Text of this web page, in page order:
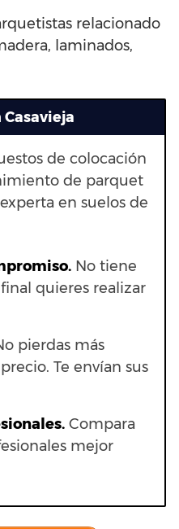
relacionado
laminados,
de colocación
de parquet
en suelos de
No tiene
quieres realizar
pierdas más
Te envían sus
Compara
mejor